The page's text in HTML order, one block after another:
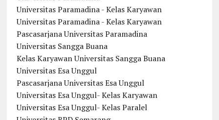
Universitas Paramadina - Kelas Karyawan
Universitas Paramadina - Kelas Karyawan
Pascasarjana Universitas Paramadina
Universitas Sangga Buana
Kelas Karyawan Universitas Sangga Buana
Universitas Esa Unggul
Pascasarjana Universitas Esa Unggul
Universitas Esa Unggul- Kelas Karyawan
Universitas Esa Unggul- Kelas Paralel